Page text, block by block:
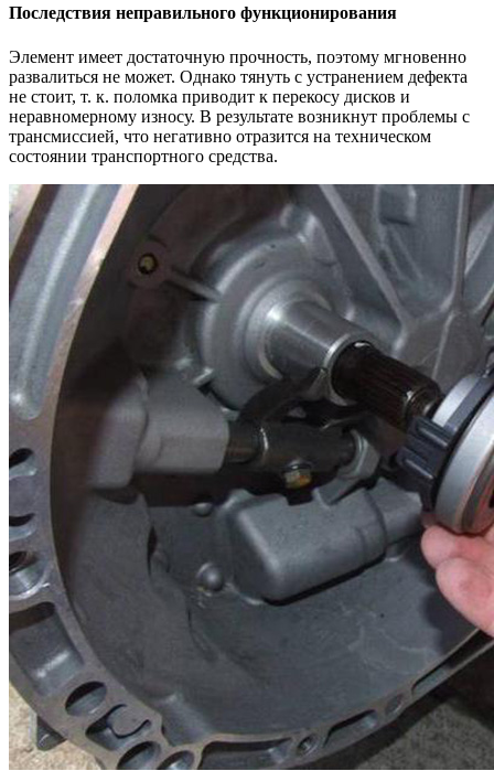
Последствия неправильного функционирования
Элемент имеет достаточную прочность, поэтому мгновенно
развалиться не может. Однако тянуть с устранением дефекта
не стоит, т. к. поломка приводит к перекосу дисков и
неравномерному износу. В результате возникнут проблемы с
трансмиссией, что негативно отразится на техническом
состоянии транспортного средства.